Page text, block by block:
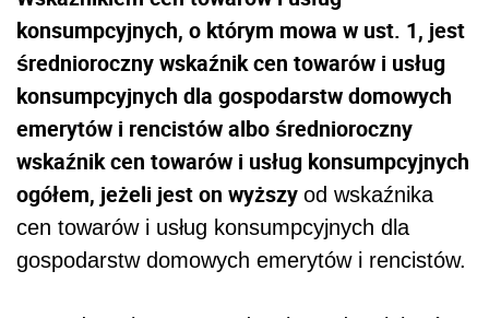
konsumpcyjnych, o którym mowa w ust. 1, jest
średnioroczny wskaźnik cen towarów i usług
konsumpcyjnych dla gospodarstw domowych
emerytów i rencistów albo średnioroczny
wskaźnik cen towarów i usług konsumpcyjnych
ogółem, jeżeli jest on wyższy od wskaźnika
cen towarów i usług konsumpcyjnych dla
gospodarstw domowych emerytów i rencistów.